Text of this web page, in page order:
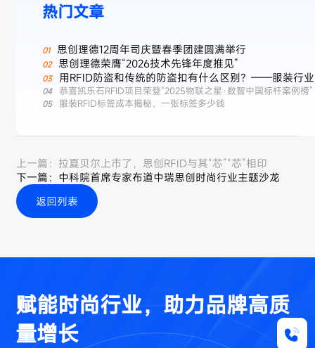
热门文章
思创理德12周年司庆暨春季团建圆满举行
思创理德荣膺“2026技术先锋年度推见”
用RFID防盗和传统的防盗扣有什么区别？——服装行
防盗新选择
恭喜凯乐石RFID项目荣登“2025物联之星·数智中国标杆案例榜”
服装RFID标签成本揭秘，一张标签多少钱
上一篇： 拉夏贝尔上市了，思创RFID与其“芯”“芯”相印
下一篇： 中科院首席专家布道中瑞思创时尚行业主题沙龙
返回列表
赋能时尚行业，助力品牌高质
量增长